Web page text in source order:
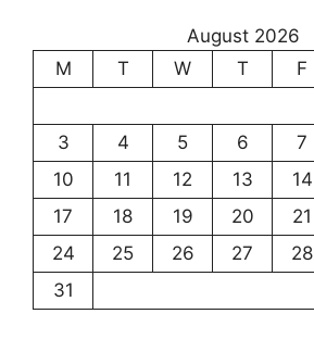
August 2026
M
T W T F
3
4 5 6 7
10
11 12 13 14
17
18 19 20 21
24
25 26 27 28
31